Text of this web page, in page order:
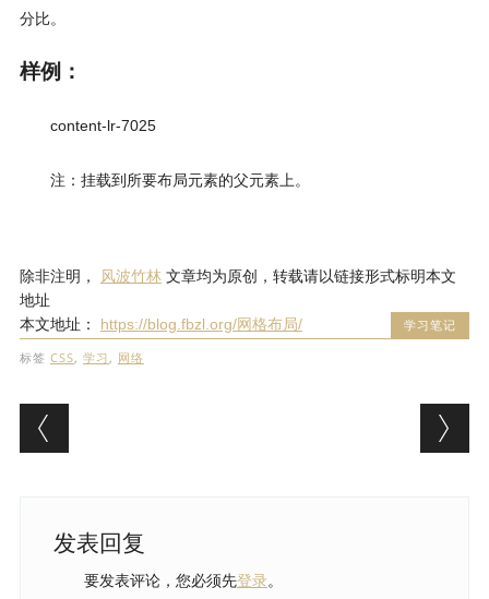
分比。
样例：
content-lr-7025
注：挂载到所要布局元素的父元素上。
除非注明， 风波竹林文章均为原创，转载请以链接形式标明本文
地址
本文地址： https://blog.fbzl.org/网格布局/
学习笔记
标签 CSS, 学习, 网络
文章导航
发表回复
要发表评论，您必须先登录。